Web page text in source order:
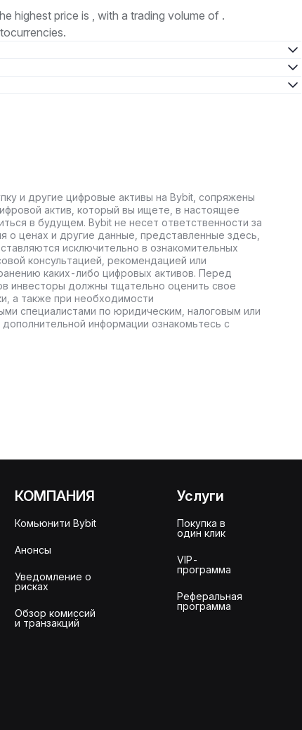
highest price is , with a trading volume of .
и другие цифровые активы на Bybit, сопряжены
актив, который вы ищете, в настоящее
в будущем. Bybit не несет ответственности за
о ценах и другие данные, представленные здесь,
исключительно в ознакомительных
консультацией, рекомендацией или
каких-либо цифровых активов. Перед
инвесторы должны тщательно оценить свое
а также при необходимости
специалистами по юридическим, налоговым или
информации ознакомьтесь с
КОМПАНИЯ
Комьюнити Bybit
Анонсы
Уведомление о
рисках
Обзор комиссий
и транзакций
Услуги
Покупка в
один клик
VIP-
программа
Реферальная
программа